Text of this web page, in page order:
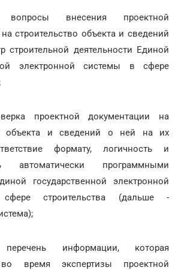
вопросы внесения проектной
строительство объекта и сведений
строительной деятельности Единой
электронной системы в сфере
проектной документации на
объекта и сведений о ней на их
формату, логичность и
автоматически программными
государственной электронной
строительства (дальше -
перечень информации, которая
во время экспертизы проектной